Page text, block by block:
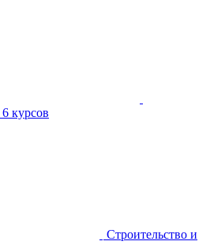
6 курсов
Строительство и